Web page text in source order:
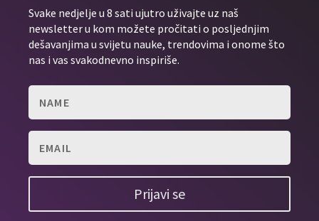
Svake nedjelje u 8 sati ujutro uživajte uz naš
newsletter u kom možete pročitati o posljednjim
dešavanjima u svijetu nauke, trendovima i onome što
nas i vas svakodnevno inspiriše.
Prijavi se